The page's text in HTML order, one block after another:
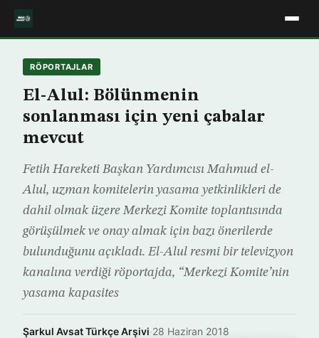
RÖPORTAJLAR
El-Alul: Bölünmenin
sonlanması için yeni çabalar
mevcut
Fetih Hareketi Başkan Yardımcısı Mahmud el-
Alul, uzman komitelerin yasama yetkinlikleri de
dahil olmak üzere Merkezi Komite toplantısında
görüşülmek ve onay almak için bazı önerilerde
bulunduğunu açıkladı. El-Alul resmi bir televizyon
kanalına verdiği röportajda, “Merkezi Komite’nin
yasama kapasites
Şarkul Avsat Türkçe Arşivi·28 Haziran 2018